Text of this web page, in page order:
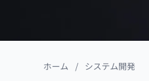
ホーム / システム開発